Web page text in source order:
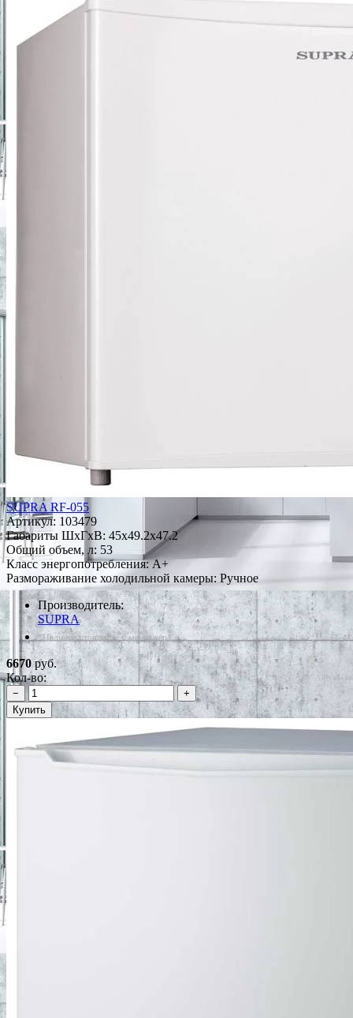
SUPRA RF-055
Артикул: 103479
Габариты ШxГxВ: 45x49.2x47.2
Общий объем, л: 53
Класс энергопотребления: A+
Размораживание холодильной камеры: Ручное
Производитель:
SUPRA
*Наличие уточняйте у менеджера
6670руб.
Кол-во:
−
+
Купить